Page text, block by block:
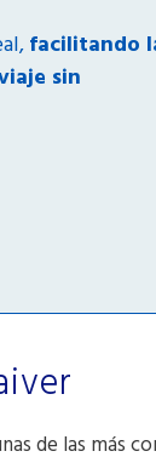
facilitando
sin
de las más